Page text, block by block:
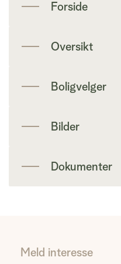
Forside
Oversikt
Boligvelger
Bilder
Dokumenter
Meld interesse